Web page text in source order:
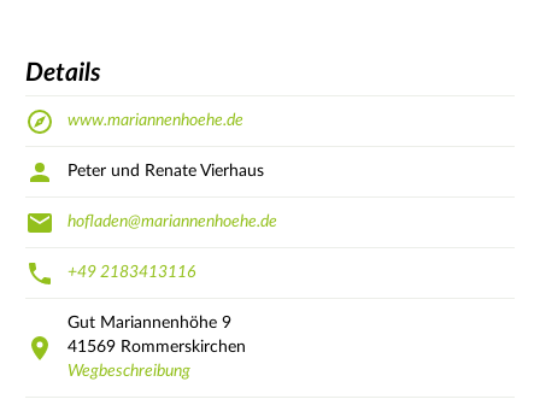
Details
www.mariannenhoehe.de
Peter und Renate Vierhaus
hofladen@mariannenhoehe.de
+49 2183413116
Gut Mariannenhöhe 9
41569 Rommerskirchen
Wegbeschreibung